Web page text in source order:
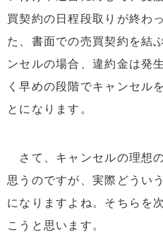
買契約の日程段取りが終わ
た、書面での売買契約を結
ンセルの場合、違約金は発
く早めの段階でキャンセル
とになります。
さて、キャンセルの理想
思うのですが、実際どうい
になりますよね。そちらを
こうと思います。